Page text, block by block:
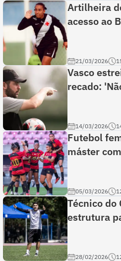
Artilheira
acesso ao
21/03/2026
Vasco
recado:
14/03/2026
Futebol
máster
05/03/2026
Técnico do
estrutura
28/02/2026